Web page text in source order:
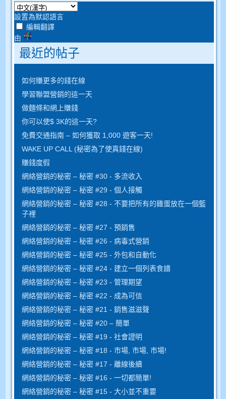
設置為默認語言
編輯翻譯
由
最近的帖子
如何賺更多的錢在線
學習聯盟營銷的這一天
做麵條和網上賺錢
你可以使$ 3K的這一天?
免費交通指南 – 如何獲取 1,000 遊客一天!
WAKE UP CALL (秘密為了使真錢在線)
賺錢度假
網絡營銷的秘密 – 秘密 #30 - 多流收入
網絡營銷的秘密 – 秘密 #29 - 個人接觸
網絡營銷的秘密 – 秘密 #28 - 不要把所有的雞蛋放在一個籃
子裡
網絡營銷的秘密 – 秘密 #27 - 預銷售
網絡營銷的秘密 – 秘密 #26 - 病毒式營銷
網絡營銷的秘密 – 秘密 #25 - 外包和自動化
網絡營銷的秘密 – 秘密 #24 - 建立一個列表食譜
網絡營銷的秘密 – 秘密 #23 - 管理期望
網絡營銷的秘密 – 秘密 #22 - 成為可信
網絡營銷的秘密 – 秘密 #21 - 銷售滋滋聲
網絡營銷的秘密 – 秘密 #20 – 簡單
網絡營銷的秘密 – 秘密 #19 - 社會證明
網絡營銷的秘密 – 秘密 #18 - 市場, 市場, 市場!
網絡營銷的秘密 – 秘密 #17 - 離線後續
網絡營銷的秘密 – 秘密 #16 - 一切都簡單!
網絡營銷的秘密 – 秘密 #15 - 大小並不重要